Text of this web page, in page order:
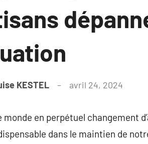
KESTEL avril 24, 2024
monde en perpétuel changement
dans le maintien de